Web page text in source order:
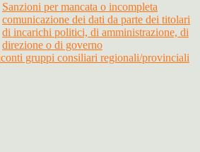
Sanzioni per mancata o incompleta
comunicazione dei dati da parte dei titolari
di incarichi politici, di amministrazione, di
direzione o di governo
gruppi consiliari regionali/provinciali